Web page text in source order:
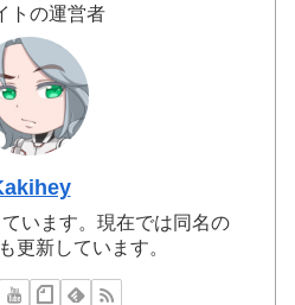
トの運営者
います。現在では同名の
更新しています。